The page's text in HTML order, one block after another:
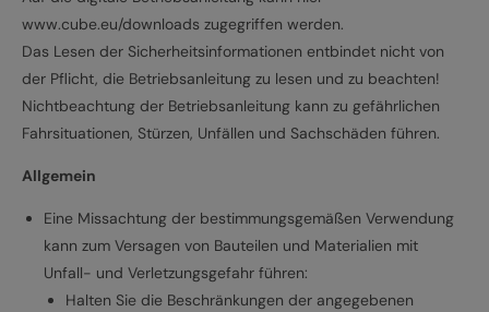
www.cube.eu/downloads zugegriffen werden.
Das Lesen der Sicherheitsinformationen entbindet nicht von
der Pflicht, die Betriebsanleitung zu lesen und zu beachten!
Nichtbeachtung der Betriebsanleitung kann zu gefährlichen
Fahrsituationen, Stürzen, Unfällen und Sachschäden führen.
Allgemein
Eine Missachtung der bestimmungsgemäßen Verwendung
kann zum Versagen von Bauteilen und Materialien mit
Unfall- und Verletzungsgefahr führen:
Halten Sie die Beschränkungen der angegebenen